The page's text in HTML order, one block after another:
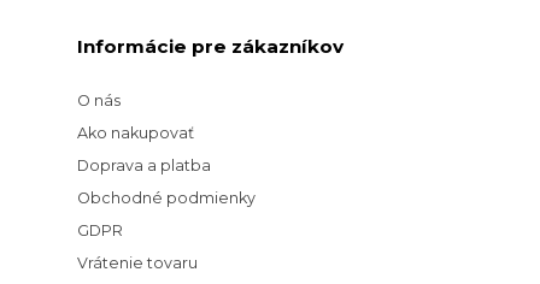
Informácie pre zákazníkov
O nás
Ako nakupovať
Doprava a platba
Obchodné podmienky
GDPR
Vrátenie tovaru